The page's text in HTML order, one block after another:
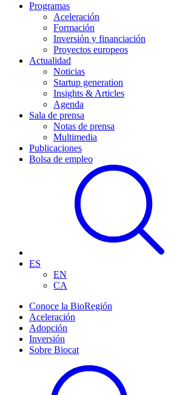
Programas
Aceleración
Formación
Inversión y financiación
Proyectos europeos
Actualidad
Noticias
Startup generation
Insights & Articles
Agenda
Sala de prensa
Notas de prensa
Multimedia
Publicaciones
Bolsa de empleo
ES
EN
CA
Conoce la BioRegión
Aceleración
Adopción
Inversión
Sobre Biocat